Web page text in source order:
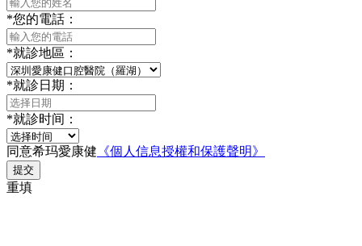
*您的電話：
*就診地區：
*就診日期：
*就診时间：
同意希玛愛康健 《個人信息授權和保護聲明》
提交
重填